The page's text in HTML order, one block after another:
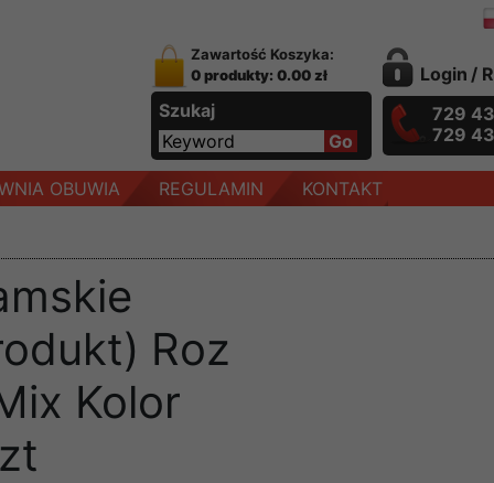
Zawartość Koszyka:
0 produkty: 0.00 zł
Szukaj
Login /
729
729
OBUWIA REGULAMIN KONTAKT
Roz
Kolor